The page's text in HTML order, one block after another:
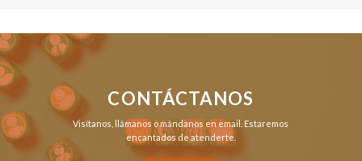
CONTÁCTANOS
Visítanos, llámanosomándanos en email . Estaremos
encantados de atenderte.